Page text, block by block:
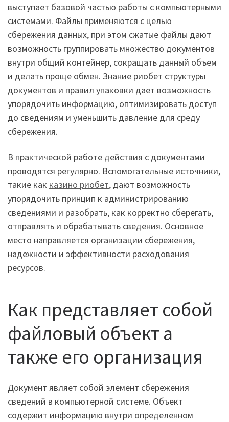
выступает базовой частью работы с компьютерными
системами. Файлы применяются с целью
сбережения данных, при этом сжатые файлы дают
возможность группировать множество документов
внутри общий контейнер, сокращать данный объем
и делать проще обмен. Знание риобет структуры
документов и правил упаковки дает возможность
упорядочить информацию, оптимизировать доступ
до сведениям и уменьшить давление для среду
сбережения.
В практической работе действия с документами
проводятся регулярно. Вспомогательные источники,
такие как казино риобет, дают возможность
упорядочить принцип к администрированию
сведениями и разобрать, как корректно сберегать,
отправлять и обрабатывать сведения. Основное
место направляется организации сбережения,
надежности и эффективности расходования
ресурсов.
Как представляет собой
файловый объект а
также его организация
Документ являет собой элемент сбережения
сведений в компьютерной системе. Объект
содержит информацию внутри определенном